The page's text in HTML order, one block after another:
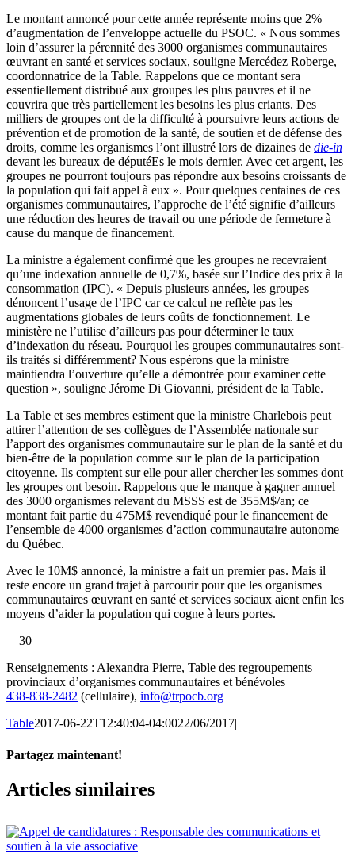
Le montant annoncé pour cette année représente moins que 2%
d’augmentation de l’enveloppe actuelle du PSOC. « Nous sommes
loin d’assurer la pérennité des 3000 organismes communautaires
œuvrant en santé et services sociaux, souligne Mercédez Roberge,
coordonnatrice de la Table. Rappelons que ce montant sera
essentiellement distribué aux groupes les plus pauvres et il ne
couvrira que très partiellement les besoins les plus criants. Des
milliers de groupes ont de la difficulté à poursuivre leurs actions de
prévention et de promotion de la santé, de soutien et de défense des
droits, comme les organismes l’ont illustré lors de dizaines de die-in
devant les bureaux de députéEs le mois dernier. Avec cet argent, les
groupes ne pourront toujours pas répondre aux besoins croissants de
la population qui fait appel à eux ». Pour quelques centaines de ces
organismes communautaires, l’approche de l’été signifie d’ailleurs
une réduction des heures de travail ou une période de fermeture à
cause du manque de financement.
La ministre a également confirmé que les groupes ne recevraient
qu’une indexation annuelle de 0,7%, basée sur l’Indice des prix à la
consommation (IPC). « Depuis plusieurs années, les groupes
dénoncent l’usage de l’IPC car ce calcul ne reflète pas les
augmentations globales de leurs coûts de fonctionnement. Le
ministère ne l’utilise d’ailleurs pas pour déterminer le taux
d’indexation du réseau. Pourquoi les groupes communautaires sont-
ils traités si différemment? Nous espérons que la ministre
maintiendra l’ouverture qu’elle a démontrée pour examiner cette
question », souligne Jérome Di Giovanni, président de la Table.
La Table et ses membres estiment que la ministre Charlebois peut
attirer l’attention de ses collègues de l’Assemblée nationale sur
l’apport des organismes communautaire sur le plan de la santé et du
bien-être de la population comme sur le plan de la participation
citoyenne. Ils comptent sur elle pour aller chercher les sommes dont
les groupes ont besoin. Rappelons que le manque à gagner annuel
des 3000 organismes relevant du MSSS est de 355M$/an; ce
montant fait partie du 475M$ revendiqué pour le financement de
l’ensemble de 4000 organismes d’action communautaire autonome
du Québec.
Avec le 10M$ annoncé, la ministre a fait un premier pas. Mais il
reste encore un grand trajet à parcourir pour que les organismes
communautaires œuvrant en santé et services sociaux aient enfin les
moyens d’aider la population qui cogne à leurs portes.
– 30 –
Renseignements : Alexandra Pierre, Table des regroupements
provinciaux d’organismes communautaires et bénévoles
438-838-2482 (cellulaire), info@trpocb.org
Table2017-06-22T12:40:04-04:0022/06/2017|
Partagez maintenant!
Facebook
X
Email
Articles similaires